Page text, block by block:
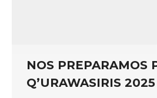
NOS PREPARAMOS
Q’URAWASIRIS 2025